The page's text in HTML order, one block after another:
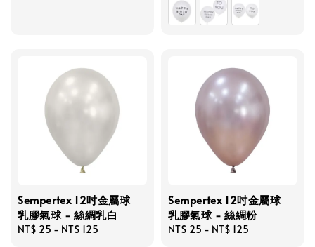
Sempertex 12吋金屬球
乳膠氣球 - 絲綢乳白
Regular
NT$ 25 - NT$ 125
Sempertex 12吋金屬球
乳膠氣球 - 絲綢粉
Regular
NT$ 25 - NT$ 125